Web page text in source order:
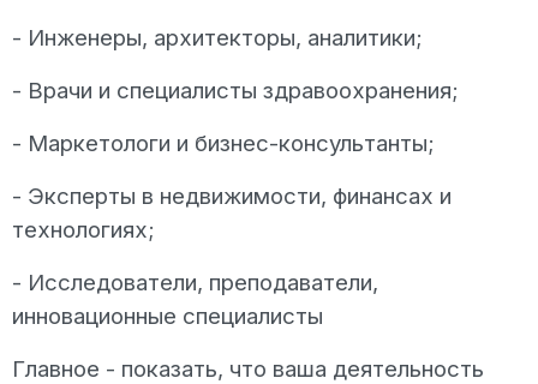
- Инженеры, архитекторы, аналитики;
- Врачи и специалисты здравоохранения;
- Маркетологи и бизнес-консультанты;
- Эксперты в недвижимости, финансах и
технологиях;
- Исследователи, преподаватели,
инновационные специалисты
Главное - показать, что ваша деятельность